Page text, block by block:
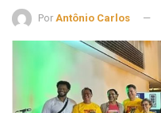
Por Antônio Carlos